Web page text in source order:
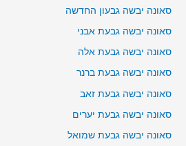
סאונה יבשה גבעון החדשה
סאונה יבשה גבעת אבני
סאונה יבשה גבעת אלה
סאונה יבשה גבעת ברנר
סאונה יבשה גבעת זאב
סאונה יבשה גבעת יערים
סאונה יבשה גבעת שמואל